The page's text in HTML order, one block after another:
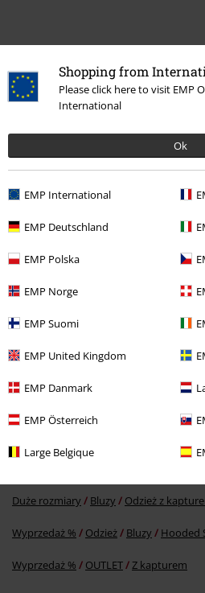
Shopping from
Please click here to visit EMP
International
Ok
EMP International
EMP Deutschland
EMP Polska
EMP Norge
EMP Suomi
EMP United Kingdom
EMP Danmark
EMP Österreich
Large Belgique
Więcej kategorii. Więcej
Duże rozmiary Bluzy Odzież z
Wyprzedaż % Odzież Bluzy Hooded
Wyprzedaż % OUTLET Z kapturem